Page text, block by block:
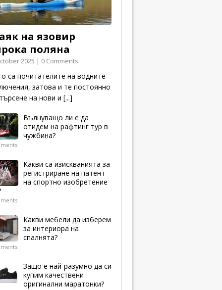
на язовир
поляна
2025 | 0 Comments
са почитателите на водните
затова и те постоянно
на нови и [...]
Вълнуващо ли е да
отидем на рафтинг тур в
чужбина?
Какви са изискванията за
регистриране на патент
на спортно изобретение
Какви мебели да изберем
за интериора на
спалнята?
Защо е най-разумно да си
купим качествени
оригинални маратонки?